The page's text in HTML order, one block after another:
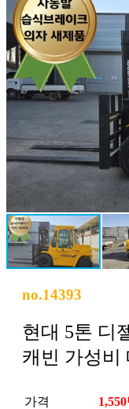
no.14393
현대 5톤 디
캐빈 가성비
가격